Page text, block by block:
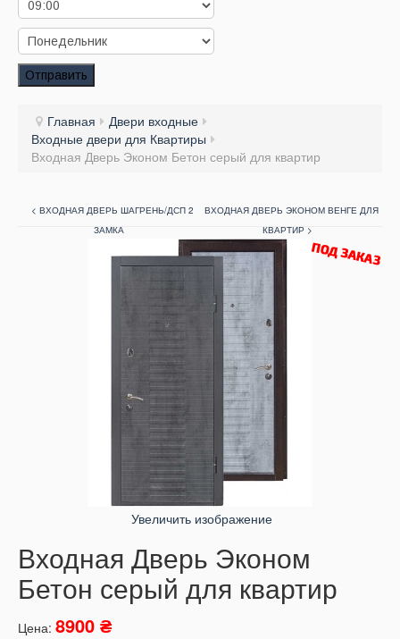
Заказать звонок
Заказ обратного звонка
Отправить
Главная
Двери входные
Входные двери для Квартиры
Входная Дверь Эконом Бетон серый для квартир
< ВХОДНАЯ ДВЕРЬ ШАГРЕНЬ/ДСП 2
ЗАМКА
ВХОДНАЯ ДВЕРЬ ЭКОНОМ ВЕНГЕ ДЛЯ
КВАРТИР >
Увеличить изображение
Входная Дверь Эконом
Бетон серый для квартир
Цена: 8900 ₴